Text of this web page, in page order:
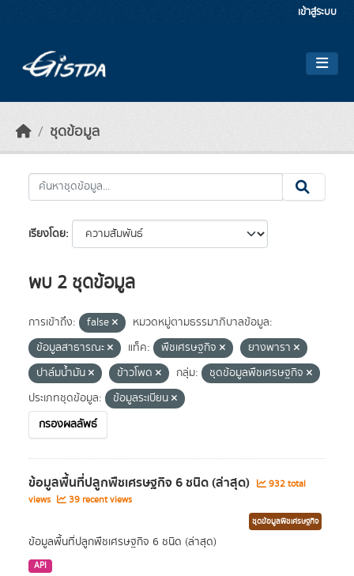
เข้าสู่ระบบ
ชุดข้อมูล
เรียงโดย
พบ 2 ชุดข้อมูล
การเข้าถึง: false
หมวดหมู่ตามธรรมาภิบาลข้อมูล:
ข้อมูลสาธารณะ
แท็ค: พืชเศรษฐกิจ
ยางพารา
ปาล์มน้ำมัน
ข้าวโพด กลุ่ม:
ชุดข้อมูลพืชเศรษฐกิจ
ประเภทชุดข้อมูล:
ข้อมูลระเบียน
กรองผลลัพธ์
ข้อมูลพื้นที่ปลูกพืชเศรษฐกิจ 6 ชนิด (ล่าสุด)
932 total
views
39 recent views
ชุดข้อมูลพืชเศรษฐกิจ
ข้อมูลพื้นที่ปลูกพืชเศรษฐกิจ 6 ชนิด (ล่าสุด)
API